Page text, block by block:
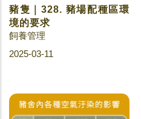
豬隻｜328. 豬場配種區環
境的要求
飼養管理
2025-03-11